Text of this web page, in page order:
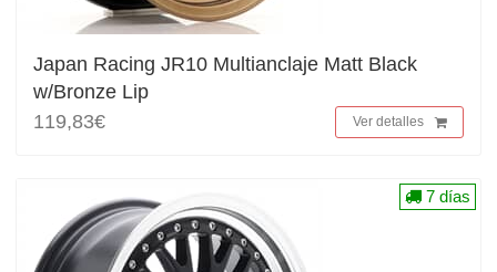
Japan Racing JR10 Multianclaje Matt Black
w/Bronze Lip
119,83€
Ver detalles
7 días